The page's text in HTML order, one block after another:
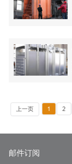
上一页 1 2
邮件订阅